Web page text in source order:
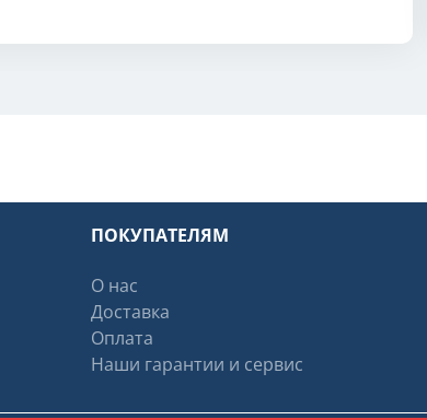
ПОКУПАТЕЛЯМ
О нас
Доставка
Оплата
Наши гарантии и сервис